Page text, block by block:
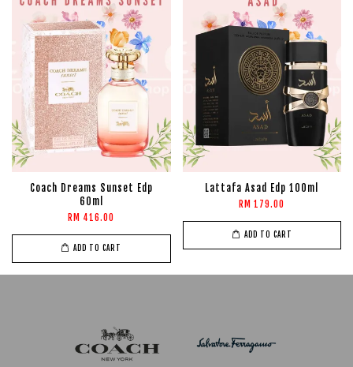
Coach Dreams Sunset Edp
60ml
RM 416.00
ADD TO CART
Lattafa Asad Edp 100ml
RM 179.00
ADD TO CART